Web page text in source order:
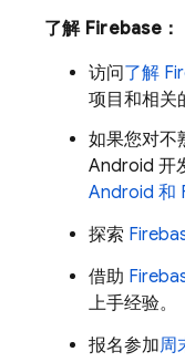
了解 Firebase：
访问了解
项目和相关
如果您对不
Android 开
Android 和
探索
借助
上手经验。
报名参加周